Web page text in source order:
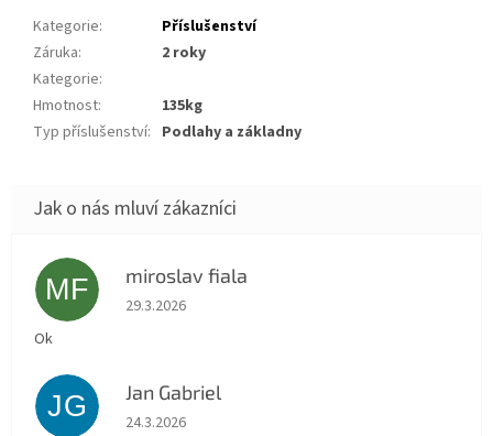
Kategorie:
Příslušenství
Záruka:
2 roky
Kategorie:
Hmotnost:
135kg
Typ příslušenství: Podlahy a základny
MF miroslav fiala
Hodnocení obchodu je 5 z 5 hvězdiček.
29.3.2026
Ok
JG Jan Gabriel
Hodnocení obchodu je 5 z 5 hvězdiček.
24.3.2026